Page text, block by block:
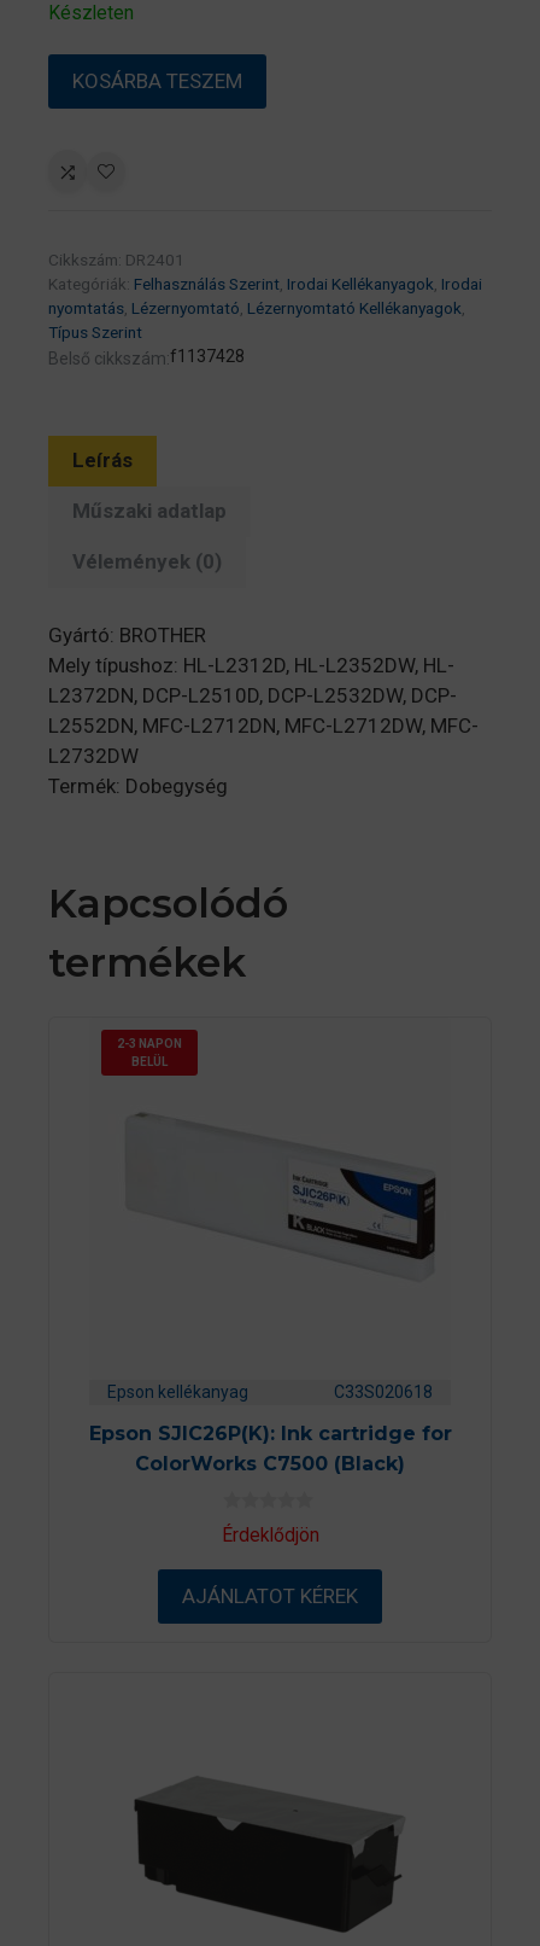
Készleten
BROTHER
(DR2401)
mennyiség
KOSÁRBA TESZEM
Cikkszám: DR2401
Kategóriák: Felhasználás Szerint Irodai Kellékanyagok Irodai
nyomtatás Lézernyomtató Lézernyomtató Kellékanyagok
Típus Szerint
Belső cikkszám:f1137428
Leírás
Műszaki adatlap
Vélemények (0)
Gyártó: BROTHER
Mely típushoz: HL-L2312D, HL-L2352DW, HL-
L2372DN, DCP-L2510D, DCP-L2532DW, DCP-
L2552DN, MFC-L2712DN, MFC-L2712DW, MFC-
L2732DW
Termék: Dobegység
Kapcsolódó
termékek
2-3 NAPON
BELÜL
Epson kellékanyag C33S020618
Epson SJIC26P(K): Ink cartridge for
ColorWorks C7500 (Black)
0
a
-
ő
Érdeklődjön
AJÁNLATOT KÉREK